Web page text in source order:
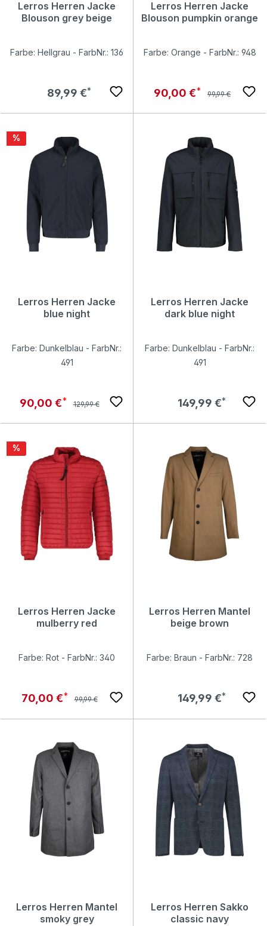
Lerros Herren Jacke
Blouson grey beige
Farbe: Hellgrau - FarbNr.: 136
Regulärer Preis:
89,99 €
Lerros Herren Jacke
Blouson pumpkin orange
Farbe: Orange - FarbNr.: 948
Verkaufspreis:
90,00 € Regulärer Preis:
99,99 €
Rabatt
%
Lerros Herren Jacke
blue night
Farbe: Dunkelblau - FarbNr.:
491
Verkaufspreis:
90,00 € Regulärer Preis:
129,99 €
Lerros Herren Jacke
dark blue night
Farbe: Dunkelblau - FarbNr.:
491
Regulärer Preis:
149,99 €
Rabatt
%
Lerros Herren Jacke
mulberry red
Farbe: Rot - FarbNr.: 340
Verkaufspreis:
70,00 € Regulärer Preis:
99,99 €
Lerros Herren Mantel
beige brown
Farbe: Braun - FarbNr.: 728
Regulärer Preis:
149,99 €
Lerros Herren Mantel
smoky grey
Lerros Herren Sakko
classic navy